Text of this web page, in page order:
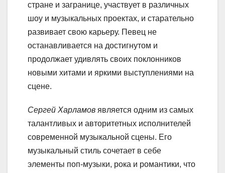
стране и загранице, участвует в различных
шоу и музыкальных проектах, и старательно
развивает свою карьеру. Певец не
останавливается на достигнутом и
продолжает удивлять своих поклонников
новыми хитами и яркими выступлениями на
сцене.
Сергей Харламов является одним из самых
талантливых и авторитетных исполнителей
современной музыкальной сцены. Его
музыкальный стиль сочетает в себе
элементы поп-музыки, рока и романтики, что